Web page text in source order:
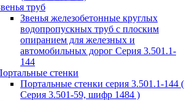
труб
Звенья железобетонные круглых
водопропускных труб с плоским
опиранием для железных и
автомобильных дорог Серия 3.501.1-
144
стенки
Портальные стенки серия 3.501.1-144 (
Серия 3.501-59, шифр 1484 )